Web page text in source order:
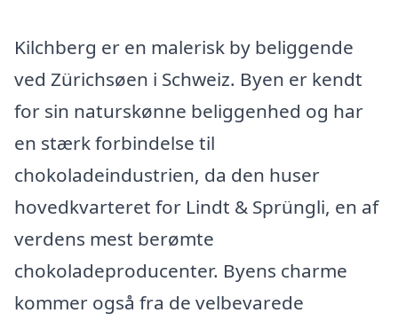
Kilchberg er en malerisk by beliggende
ved Zürichsøen i Schweiz. Byen er kendt
for sin naturskønne beliggenhed og har
en stærk forbindelse til
chokoladeindustrien, da den huser
hovedkvarteret for Lindt & Sprüngli, en af
verdens mest berømte
chokoladeproducenter. Byens charme
kommer også fra de velbevarede